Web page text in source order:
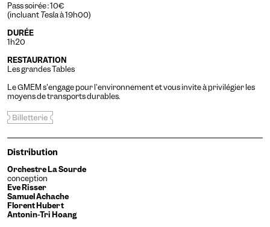
Pass soirée : 10€
(incluantTeslaà 19h00)
DURÉE
1h20
RESTAURATION
Les grandes Tables
Le GMEM s'engage pour l'environnement et vous invite à privilégier les
moyens de transports durables.
Distribution
Orchestre La Sourde
conception
Eve Risser
Samuel Achache
Florent Hubert
Antonin-Tri Hoang